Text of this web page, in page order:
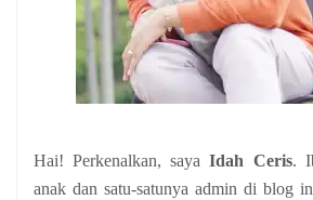
Hai! Perkenalkan, sayaIdah Ceris.
anak dan satu-satunya admin di blog